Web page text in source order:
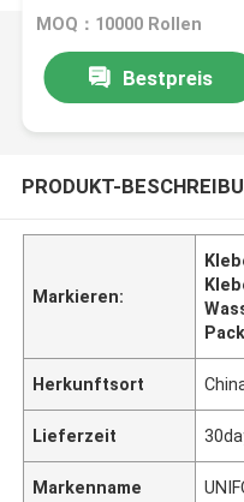
Color Carton Sealing
MOQ：10000 Rollen
Bestpreis
PRODUKT-
Markieren:
Herkunftsort
Lieferzeit
Markenname